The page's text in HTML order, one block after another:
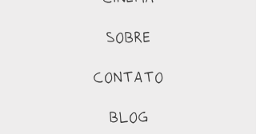
sobre
contato
blog